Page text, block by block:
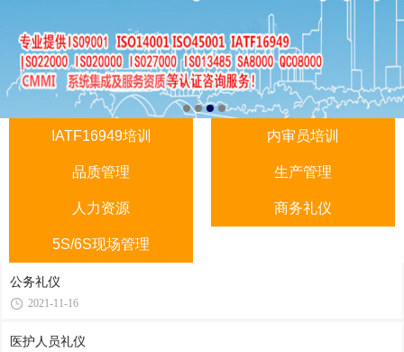
IATF16949培训 内审员培训
品质管理 生产管理
人力资源 商务礼仪
5S/6S现场管理
公务礼仪
2021-11-16
医护人员礼仪